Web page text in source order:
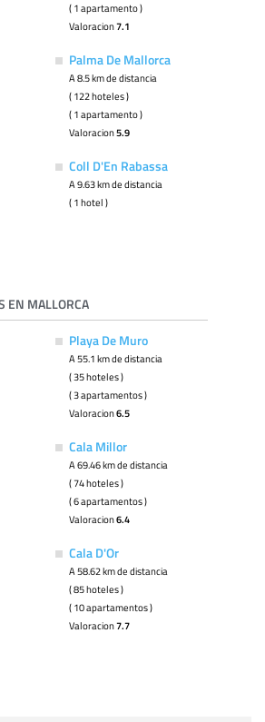
( 1 apartamento )
Valoracion7.1
Palma De Mallorca
A 8.5 km de distancia
( 122 hoteles )
( 1 apartamento )
Valoracion5.9
Coll D'En Rabassa
A 9.63 km de distancia
( 1 hotel )
EN MALLORCA
Playa De Muro
A 55.1 km de distancia
( 35 hoteles )
( 3 apartamentos )
Valoracion6.5
Cala Millor
A 69.46 km de distancia
( 74 hoteles )
( 6 apartamentos )
Valoracion6.4
Cala D'Or
A 58.62 km de distancia
( 85 hoteles )
( 10 apartamentos )
Valoracion7.7